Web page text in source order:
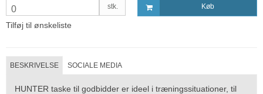
0 stk. Køb
Tilføj til ønskeliste
BESKRIVELSE SOCIALE MEDIA
HUNTER taske til godbidder er ideel i træningssituationer, til